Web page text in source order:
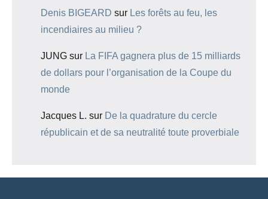
Denis BIGEARD sur Les forêts au feu, les
incendiaires au milieu ?
JUNG sur La FIFA gagnera plus de 15 milliards
de dollars pour l’organisation de la Coupe du
monde
Jacques L. sur De la quadrature du cercle
républicain et de sa neutralité toute proverbiale